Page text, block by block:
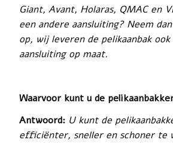
Giant, Avant, Holaras, QMAC en
een andere aansluiting? Neem
op, wij leveren de pelikaanbak
aansluiting op maat.
Waarvoor kunt u de
Antwoord: U kunt de
efficiënter, sneller en schoner te